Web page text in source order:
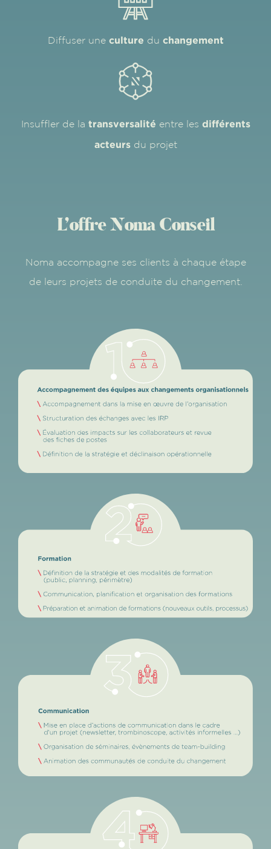
Diffuser une culture du changement
Insuffler de la transversalité entre les différents
acteursdu projet
L’offre Noma Conseil
Noma accompagne ses clients à chaque étape
de leurs projets de conduite du changement.